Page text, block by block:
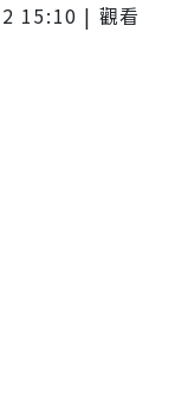
15:10 | 觀看